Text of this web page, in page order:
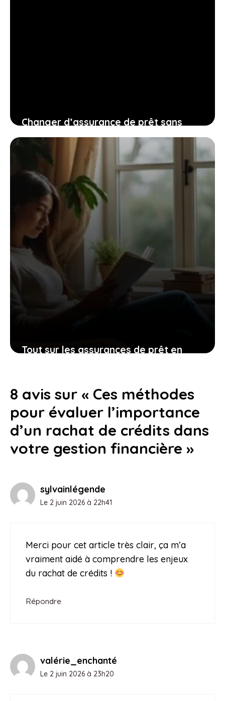
Changer d’assurance de prêt sans
frais : guide complet pour alléger vos
mensualités
8 octobre 2025
Tout sur les assurances de prêt en
7 septembre 2025
8 avis sur « Ces méthodes
pour évaluer l’importance
d’un rachat de crédits dans
votre gestion financière »
sylvainlégende
Le 2 juin 2026 à 22h41
Merci pour cet article très clair, ça m’a
vraiment aidé à comprendre les enjeux
du rachat de crédits !
Répondre
valérie_enchanté
Le 2 juin 2026 à 23h20